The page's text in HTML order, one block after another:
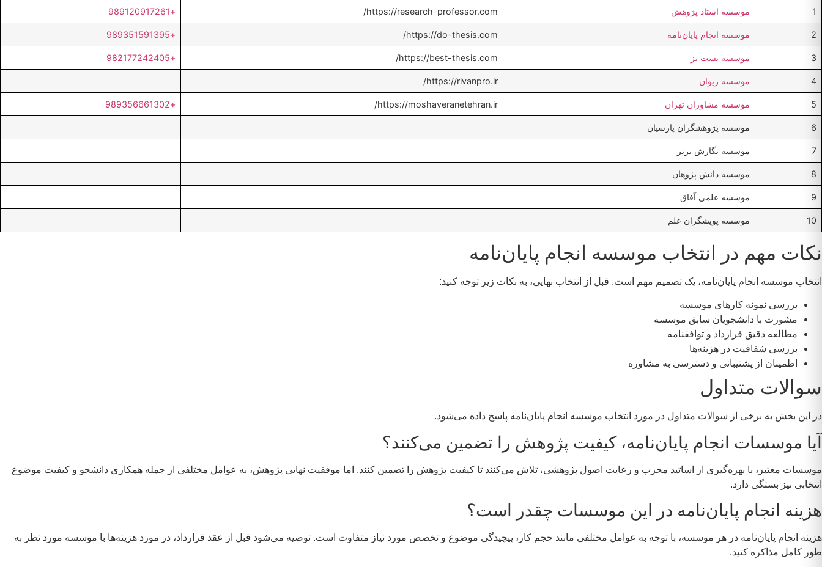
1 موسسه استاد پژوهش https://research-professor.com/
+989120917261
2 موسسه انجام پایان‌نامه https://do-thesis.com/
+989351591395
3 موسسه بست تز https://best-thesis.com/
+982177242405
4 موسسه ریوان https://rivanpro.ir/
5 موسسه مشاوران تهران https://moshaveranetehran.ir/
+989356661302
6 موسسه پژوهشگران پارسیان
7 موسسه نگارش برتر
8 موسسه دانش پژوهان
9 موسسه علمی آفاق
10 موسسه پویشگران علم
نکات مهم در انتخاب موسسه انجام پایان‌نامه
انتخاب موسسه انجام پایان‌نامه، یک تصمیم مهم است. قبل از انتخاب نهایی، به نکات زیر توجه کنید:
بررسی نمونه کارهای موسسه
مشورت با دانشجویان سابق موسسه
مطالعه دقیق قرارداد و توافقنامه
بررسی شفافیت در هزینه‌ها
اطمینان از پشتیبانی و دسترسی به مشاوره
سوالات متداول
در این بخش به برخی از سوالات متداول در مورد انتخاب موسسه انجام پایان‌نامه پاسخ داده می‌شود.
آیا موسسات انجام پایان‌نامه، کیفیت پژوهش را تضمین می‌کنند؟
موسسات معتبر، با بهره‌گیری از اساتید مجرب و رعایت اصول پژوهشی، تلاش می‌کنند تا کیفیت پژوهش را تضمین کنند. اما موفقیت نهایی پژوهش، به عوامل مختلفی از جمله همکاری دانشجو و کیفیت موضوع
انتخابی نیز بستگی دارد.
هزینه انجام پایان‌نامه در این موسسات چقدر است؟
هزینه انجام پایان‌نامه در هر موسسه، با توجه به عوامل مختلفی مانند حجم کار، پیچیدگی موضوع و تخصص مورد نیاز متفاوت است. توصیه می‌شود قبل از عقد قرارداد، در مورد هزینه‌ها با موسسه مورد نظر به
طور کامل مذاکره کنید.